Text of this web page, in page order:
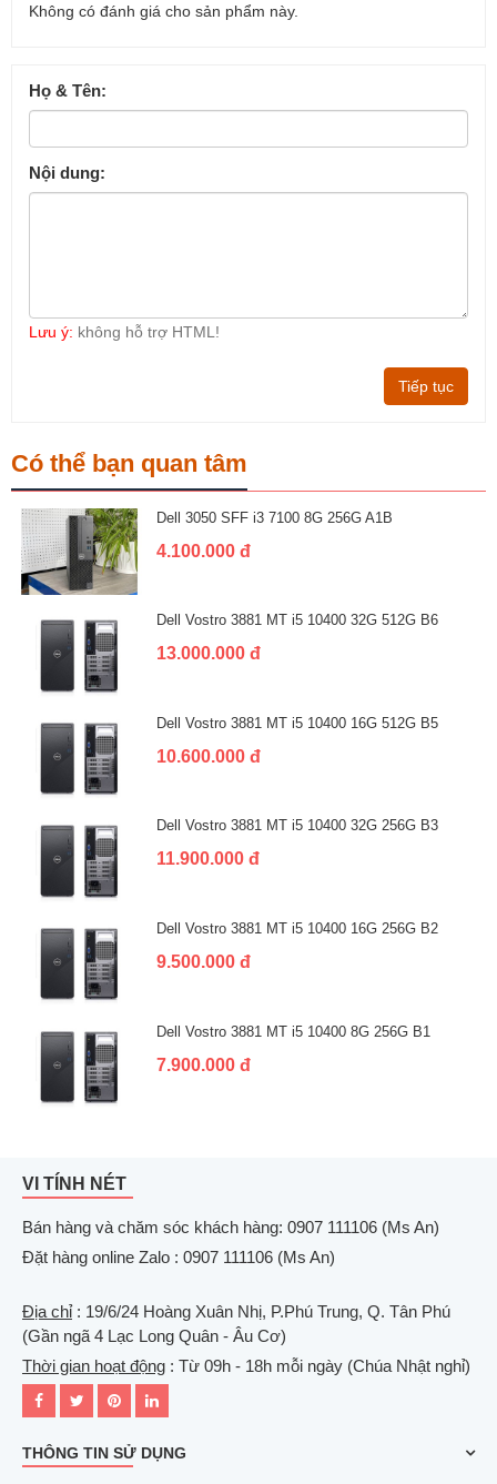
Không có đánh giá cho sản phẩm này.
Họ & Tên:
Nội dung:
Lưu ý: không hỗ trợ HTML!
Tiếp tục
Có thể bạn quan tâm
Dell 3050 SFF i3 7100 8G 256G A1B
4.100.000 đ
Dell Vostro 3881 MT i5 10400 32G 512G B6
13.000.000 đ
Dell Vostro 3881 MT i5 10400 16G 512G B5
10.600.000 đ
Dell Vostro 3881 MT i5 10400 32G 256G B3
11.900.000 đ
Dell Vostro 3881 MT i5 10400 16G 256G B2
9.500.000 đ
Dell Vostro 3881 MT i5 10400 8G 256G B1
7.900.000 đ
VI TÍNH NÉT
Bán hàng và chăm sóc khách hàng: 0907 111106 (Ms An)
Đặt hàng online Zalo : 0907 111106 (Ms An)
Địa chỉ: 19/6/24 Hoàng Xuân Nhị, P.Phú Trung, Q. Tân Phú
(Gần ngã 4 Lạc Long Quân - Âu Cơ)
Thời gian hoạt động : Từ 09h - 18h mỗi ngày (Chúa Nhật nghỉ)
THÔNG TIN SỬ DỤNG